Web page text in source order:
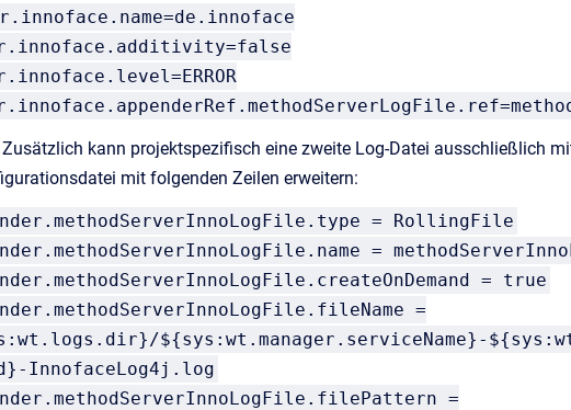
Zusätzlich kann projektspezifisch eine zweite Log-Datei ausschließlich
mit folgenden Zeilen erweitern:
= RollingFile
=
= true
=
${sys:wt.manager.serviceName}-
InnofaceLog4j.log
=